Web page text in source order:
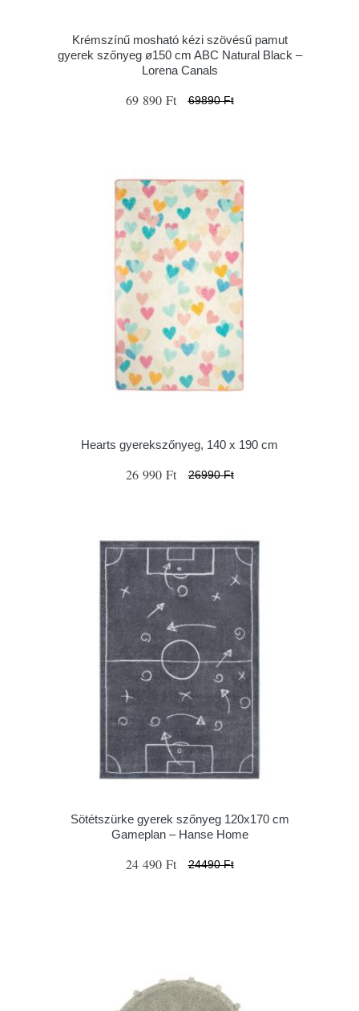
Krémszínű mosható kézi szövésű pamut
gyerek szőnyeg ø150 cm ABC Natural Black –
Lorena Canals
69 890 Ft 69890 Ft
Hearts gyerekszőnyeg, 140 x 190 cm
26 990 Ft 26990 Ft
Sötétszürke gyerek szőnyeg 120x170 cm
Gameplan – Hanse Home
24 490 Ft 24490 Ft